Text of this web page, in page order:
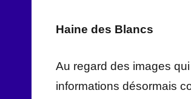
Haine des Blancs
Au regard des images
informations désormais